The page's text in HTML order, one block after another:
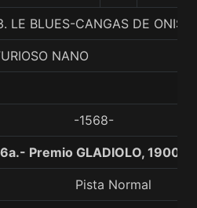
LE BLUES-CANGAS DE ONIS
NANO
-1568-
6a.- Premio GLADIOLO, 1900
Pista Normal